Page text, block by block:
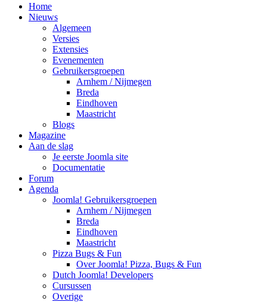
Home
Nieuws
Algemeen
Versies
Extensies
Evenementen
Gebruikersgroepen
Arnhem / Nijmegen
Breda
Eindhoven
Maastricht
Blogs
Magazine
Aan de slag
Je eerste Joomla site
Documentatie
Forum
Agenda
Joomla! Gebruikersgroepen
Arnhem / Nijmegen
Breda
Eindhoven
Maastricht
Pizza Bugs & Fun
Over Joomla! Pizza, Bugs & Fun
Dutch Joomla! Developers
Cursussen
Overige